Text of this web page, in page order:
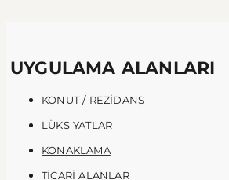
UYGULAMA ALANLARI
KONUT / REZİDANS
LÜKS YATLAR
KONAKLAMA
TİCARİ ALANLAR